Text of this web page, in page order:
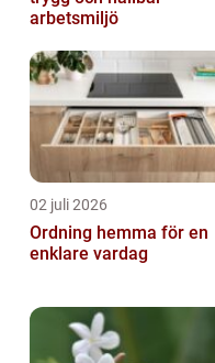
arbetsmiljö
02 juli 2026
Ordning hemma för en
enklare vardag